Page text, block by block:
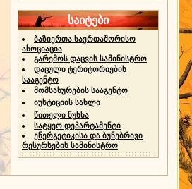
საიტები
ბაზიერთა საერთაშორისო
ასოციაცია
გარემოს დაცვის სამინისტრო
დაცული ტერიტორიების
სააგენტო
მომსახურების სააგენტო
იუსტიციის სახლი
წითელი ნუსხა
სატყეო დეპარტამენტი
ენერგეტიკისა და ბუნებრივი
რესურსების სამინისტრო